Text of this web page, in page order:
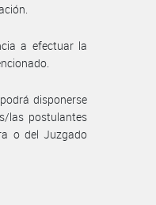
a efectuar la
disponerse
las postulantes
o del Juzgado